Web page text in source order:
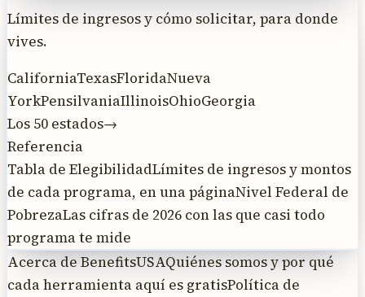
Límites de ingresos y cómo solicitar, para donde
vives.
CaliforniaTexasFloridaNueva
YorkPensilvaniaIllinoisOhioGeorgia
Los 50 estados→
Referencia
Tabla de ElegibilidadLímites de ingresos y montos
de cada programa, en una páginaNivel Federal de
PobrezaLas cifras de 2026 con las que casi todo
programa te mide
Acerca de BenefitsUSAQuiénes somos y por qué
cada herramienta aquí es gratisPolítica de